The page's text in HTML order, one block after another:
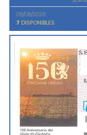
08/08/2026
7 DISPONIBLES